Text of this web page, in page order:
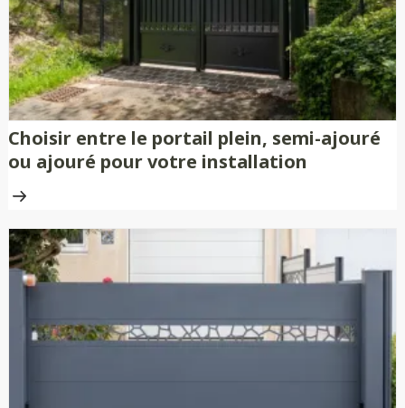
Choisir entre le portail plein, semi-ajouré
ou ajouré pour votre installation